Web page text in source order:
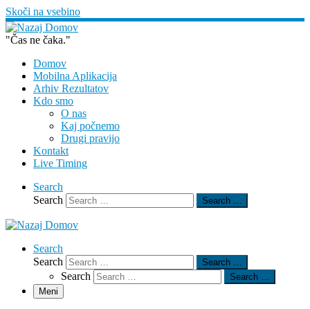
Skoči na vsebino
"Čas ne čaka."
Domov
Mobilna Aplikacija
Arhiv Rezultatov
Kdo smo
O nas
Kaj počnemo
Drugi pravijo
Kontakt
Live Timing
Search
Search
Search …
Search
Search
Search …
Search
Search …
Meni